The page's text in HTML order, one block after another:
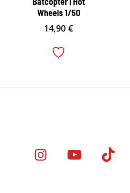
Wheels 1/50
14,90€
Minicar Tok